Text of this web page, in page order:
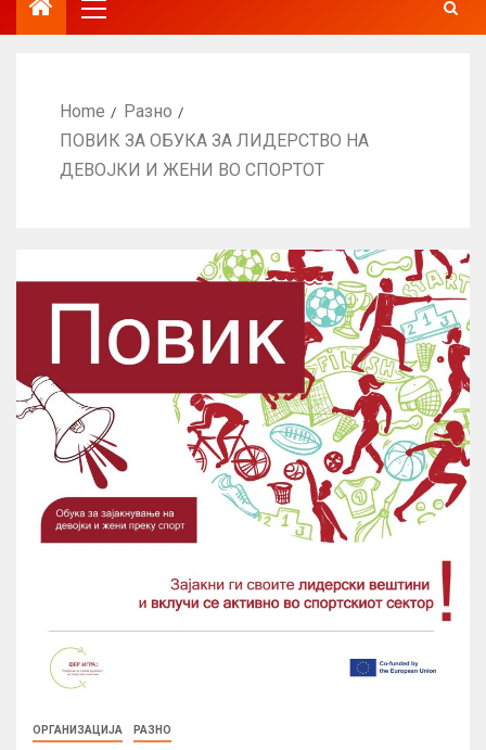
Home
Разно
ПОВИК ЗА ОБУКА ЗА ЛИДЕРСТВО НА
ДЕВОЈКИ И ЖЕНИ ВО СПОРТОТ
ОРГАНИЗАЦИЈА РАЗНО